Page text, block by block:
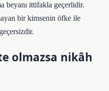
beyanı ittifakla geçerlidir.
bir kimsenin öfke ile
olmazsa nikâh